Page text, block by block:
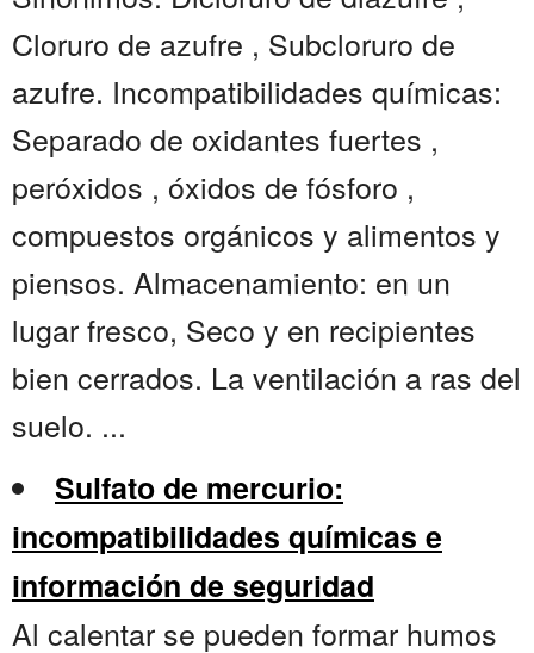
Cloruro de azufre , Subcloruro de
azufre. Incompatibilidades químicas:
Separado de oxidantes fuertes ,
peróxidos , óxidos de fósforo ,
compuestos orgánicos y alimentos y
piensos. Almacenamiento: en un
lugar fresco, Seco y en recipientes
bien cerrados. La ventilación a ras del
suelo. ...
Sulfato de mercurio:
incompatibilidades químicas e
información de seguridad
Al calentar se pueden formar humos